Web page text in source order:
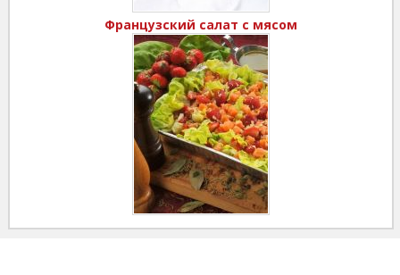
Французский салат с мясом